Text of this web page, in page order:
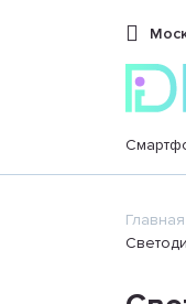
sales@dimoll.ruГлавная